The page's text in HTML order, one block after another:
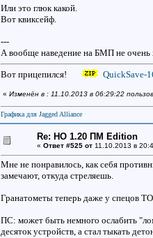
Или это глюк какой.
Вот квиксейф.
---
А вообще наведение на БМП не очень
Вот прицепился! QuickSave-
« Изменён в : 11.10.2013 в 06:29:22
Графика для Jagged Alliance
Re: НО 1.20 ПМ Edition
« Ответ #525 от11.10.2013 в
Мне не понравилось, как себя
замечают, откуда стреляешь.
Гранатометы теперь даже у спецов
ПС: может быть немного ослабить
десяток устройств, а стал тыкать